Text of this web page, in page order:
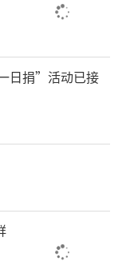
日捐”活动已接